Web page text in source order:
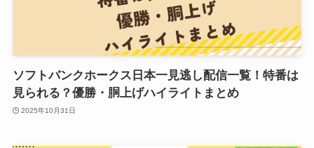
ソフトバンクホークス日本一見逃し配信一覧！特番は
見られる？優勝・胴上げハイライトまとめ
2025年10月31日